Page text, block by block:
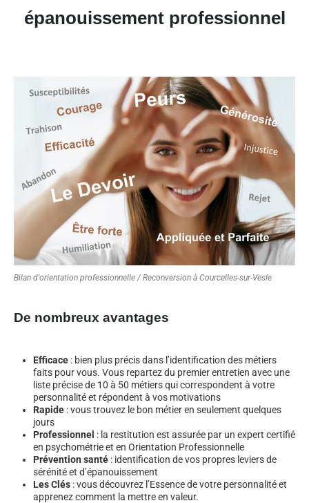
épanouissement professionnel
Bilan d'orientation professionnelle / Reconversion à Courcelles-sur-Vesle
De nombreux avantages
Efficace : bien plus précis dans l’identification des métiers
faits pour vous. Vous repartez du premier entretien avec une
liste précise de 10 à 50 métiers qui correspondent à votre
personnalité et répondent à vos motivations
Rapide : vous trouvez le bon métier en seulement quelques
jours
Professionnel : la restitution est assurée par un expert certifié
en psychométrie et en Orientation Professionnelle
Prévention santé : identification de vos propres leviers de
sérénité et d’épanouissement
Les Clés : vous découvrez l’Essence de votre personnalité et
apprenez comment la mettre en valeur.